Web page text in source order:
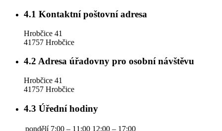
4.1 Kontaktní poštovní adresa
Hrobčice 41
41757 Hrobčice
4.2 Adresa úřadovny pro osobní návštěvu
Hrobčice 41
41757 Hrobčice
4.3 Úřední hodiny
pondělí 7:00 – 11:00 12:00 – 17:00